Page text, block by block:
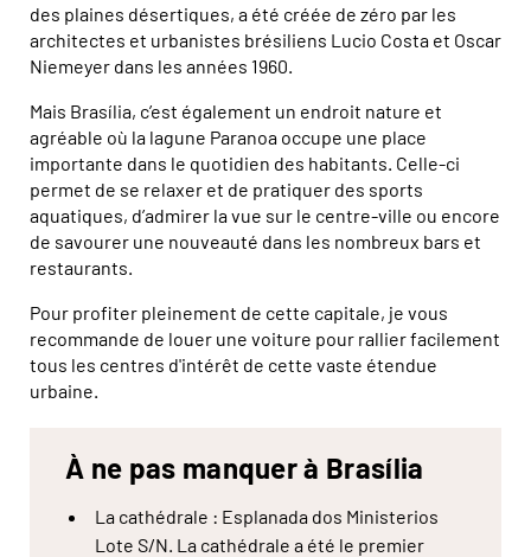
des plaines désertiques, a été créée de zéro par les
architectes et urbanistes brésiliens Lucio Costa et Oscar
Niemeyer dans les années 1960.
Mais Brasília, c’est également un endroit nature et
agréable où la lagune Paranoa occupe une place
importante dans le quotidien des habitants. Celle-ci
permet de se relaxer et de pratiquer des sports
aquatiques, d’admirer la vue sur le centre-ville ou encore
de savourer une nouveauté dans les nombreux bars et
restaurants.
Pour profiter pleinement de cette capitale, je vous
recommande de louer une voiture pour rallier facilement
tous les centres d'intérêt de cette vaste étendue
urbaine.
À ne pas manquer à Brasília
La cathédrale : Esplanada dos Ministerios
Lote S/N. La cathédrale a été le premier